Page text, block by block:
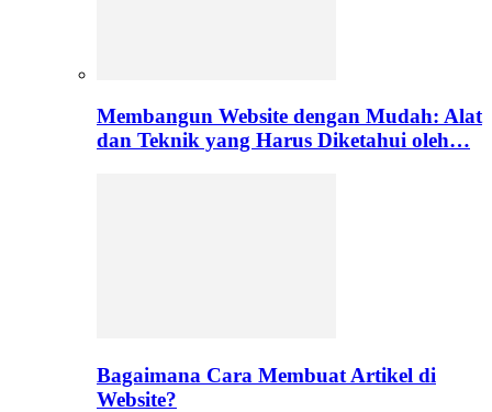
Membangun Website dengan Mudah: Alat
dan Teknik yang Harus Diketahui oleh…
Bagaimana Cara Membuat Artikel di
Website?